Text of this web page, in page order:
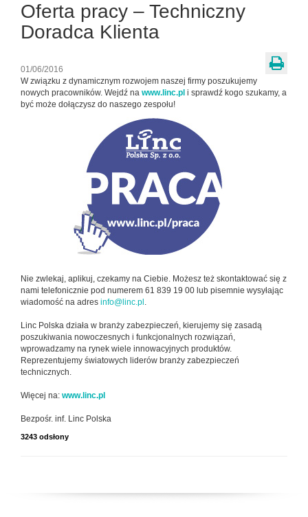
Oferta pracy – Techniczny
Doradca Klienta
01/06/2016
W związku z dynamicznym rozwojem naszej firmy poszukujemy
nowych pracowników. Wejdź na www.linc.pl i sprawdź kogo szukamy, a
być może dołączysz do naszego zespołu!
Nie zwlekaj, aplikuj, czekamy na Ciebie. Możesz też skontaktować się z
nami telefonicznie pod numerem 61 839 19 00 lub pisemnie wysyłając
wiadomość na adres info@linc.pl .
Linc Polska działa w branży zabezpieczeń, kierujemy się zasadą
poszukiwania nowoczesnych i funkcjonalnych rozwiązań,
wprowadzamy na rynek wiele innowacyjnych produktów.
Reprezentujemy światowych liderów branży zabezpieczeń
technicznych.
Więcej na: www.linc.pl
Bezpośr. inf. Linc Polska
3243 odsłony